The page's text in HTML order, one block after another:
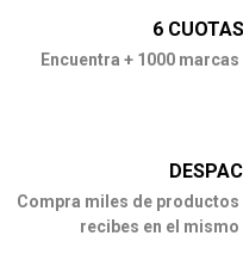
6
Encuentra + 1000
Compra miles de
recibes en el